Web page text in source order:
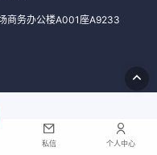
商务办公楼A001座A9233
私信 个人中心